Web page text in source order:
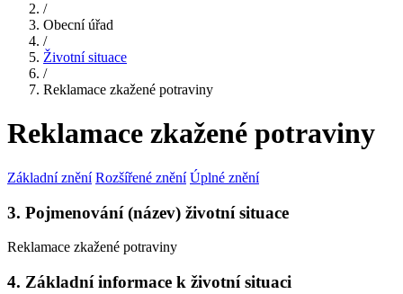
/
Obecní úřad
/
Životní situace
/
Reklamace zkažené potraviny
Reklamace zkažené potraviny
Základní znění Rozšířené znění Úplné znění
3. Pojmenování (název) životní situace
Reklamace zkažené potraviny
4. Základní informace k životní situaci